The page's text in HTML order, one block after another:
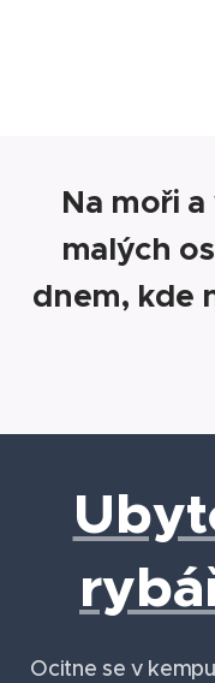
Na moři
malých
dnem, kde
Ocitne se v